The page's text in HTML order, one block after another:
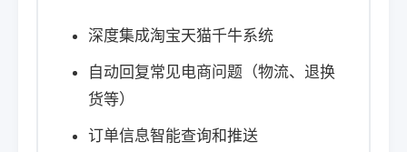
深度集成淘宝天猫千牛系统
自动回复常见电商问题（物流、退换
货等）
订单信息智能查询和推送